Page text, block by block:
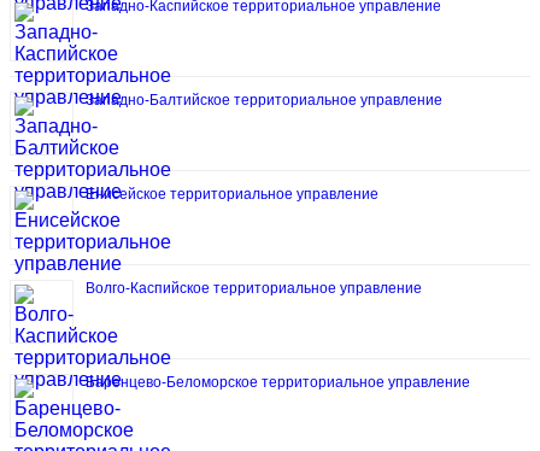
Западно-Каспийское территориальное управление
Западно-Балтийское территориальное управление
Енисейское территориальное управление
Волго-Каспийское территориальное управление
Баренцево-Беломорское территориальное управление